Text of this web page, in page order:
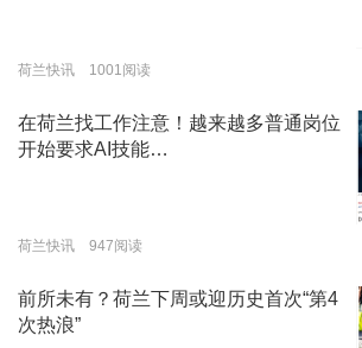
荷兰快讯 1001阅读
在荷兰找工作注意！越来越多普通岗位
开始要求AI技能…
荷兰快讯 947阅读
前所未有？荷兰下周或迎历史首次“第4
次热浪”